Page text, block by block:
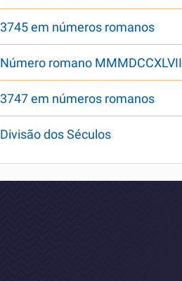
3745 em números romanos
Número romano MMMDCCXLVII
3747 em números romanos
Divisão dos Séculos